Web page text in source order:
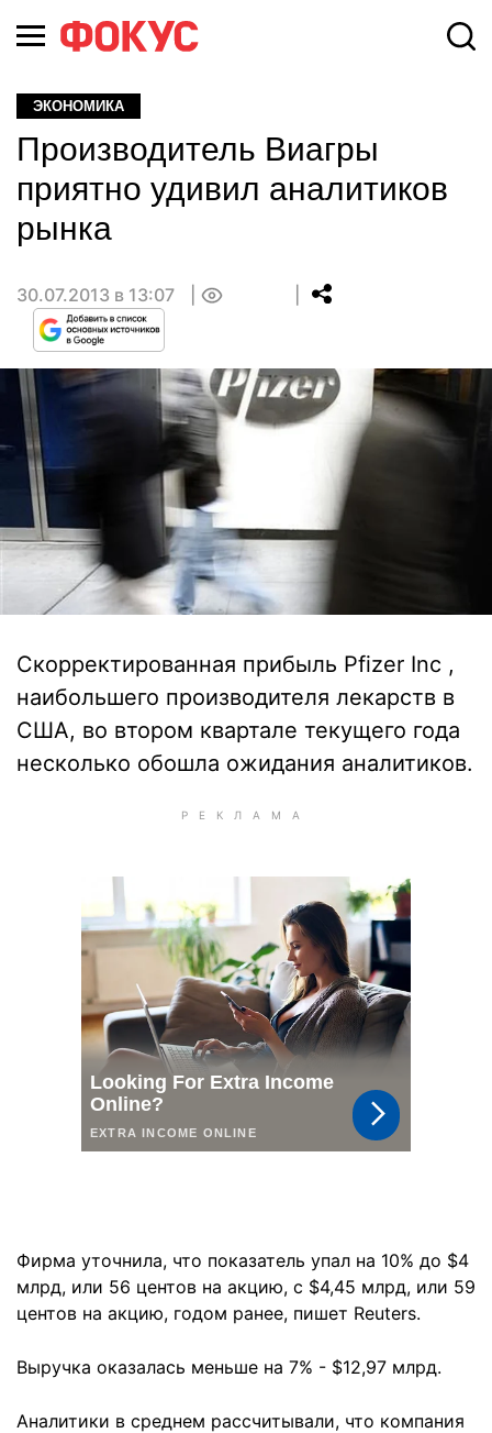
ЭКОНОМИКА
Производитель Виагры
приятно удивил аналитиков
рынка
30.07.2013 в 13:07
Скорректированная прибыль Pfizer Inc ,
наибольшего производителя лекарств в
США, во втором квартале текущего года
несколько обошла ожидания аналитиков.
Фирма уточнила, что показатель упал на 10% до $4
млрд, или 56 центов на акцию, с $4,45 млрд, или 59
центов на акцию, годом ранее, пишет Reuters.
Выручка оказалась меньше на 7% - $12,97 млрд.
Аналитики в среднем рассчитывали, что компания